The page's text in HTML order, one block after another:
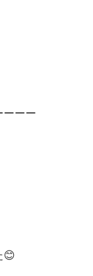
ーー
😊